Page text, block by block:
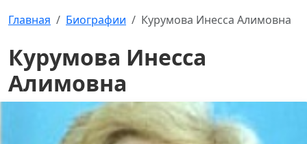
Главная Биографии Курумова Инесса Алимовна
Курумова Инесса
Алимовна